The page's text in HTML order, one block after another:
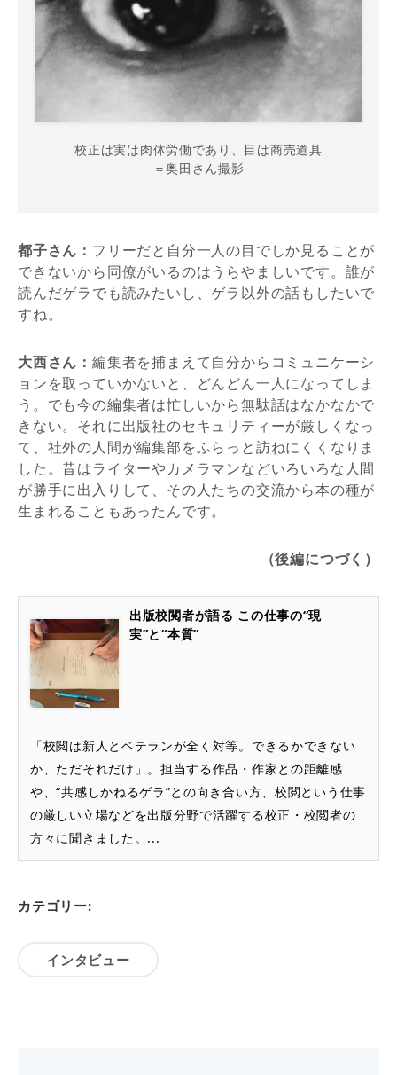
校正は実は肉体労働であり、目は商売道具
＝奥田さん撮影
都子さん： フリーだと自分一人の目でしか見ることが
できないから同僚がいるのはうらやましいです。誰が
読んだゲラでも読みたいし、ゲラ以外の話もしたいで
すね。
大西さん： 編集者を捕まえて自分からコミュニケーシ
ョンを取っていかないと、どんどん一人になってしま
う。でも今の編集者は忙しいから無駄話はなかなかで
きない。それに出版社のセキュリティーが厳しくなっ
て、社外の人間が編集部をふらっと訪ねにくくなりま
した。昔はライターやカメラマンなどいろいろな人間
が勝手に出入りして、その人たちの交流から本の種が
生まれることもあったんです。
（後編につづく）
出版校閲者が語る この仕事の“現
実”と“本質”
「校閲は新人とベテランが全く対等。できるかできない
か、ただそれだけ」。担当する作品・作家との距離感
や、“共感しかねるゲラ”との向き合い方、校閲という仕事
の厳しい立場などを出版分野で活躍する校正・校閲者の
方々に聞きました。...
カテゴリー:
インタビュー